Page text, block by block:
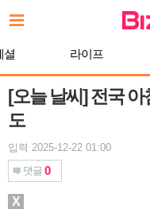
문
로
기
셜 라이프
[오늘 날씨] 전국
도
입력 2025-12-22 01:00
댓글 0
X